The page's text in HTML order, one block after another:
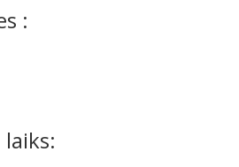
:
laiks: